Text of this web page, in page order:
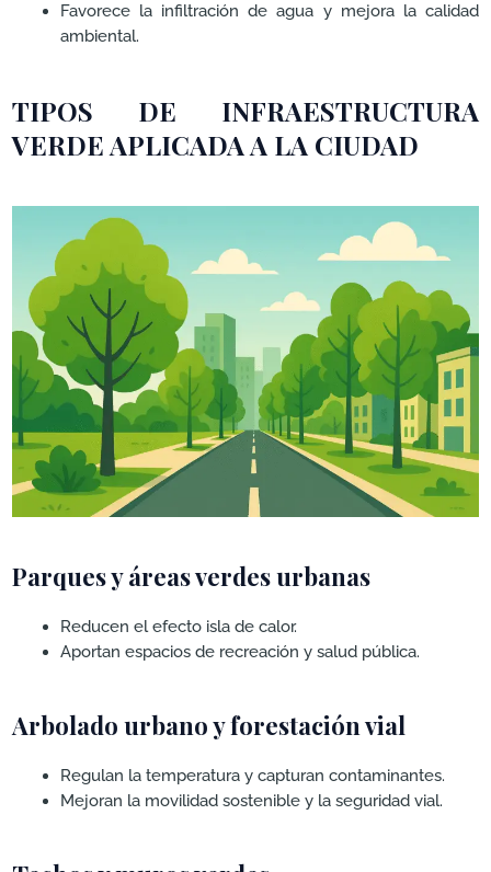
Favorece la infiltración de agua y mejora la calidad
ambiental.
TIPOS DE INFRAESTRUCTURA
VERDE APLICADA A LA CIUDAD
Parques y áreas verdes urbanas
Reducen el efecto isla de calor.
Aportan espacios de recreación y salud pública.
Arbolado urbano y forestación vial
Regulan la temperatura y capturan contaminantes.
Mejoran la movilidad sostenible y la seguridad vial.